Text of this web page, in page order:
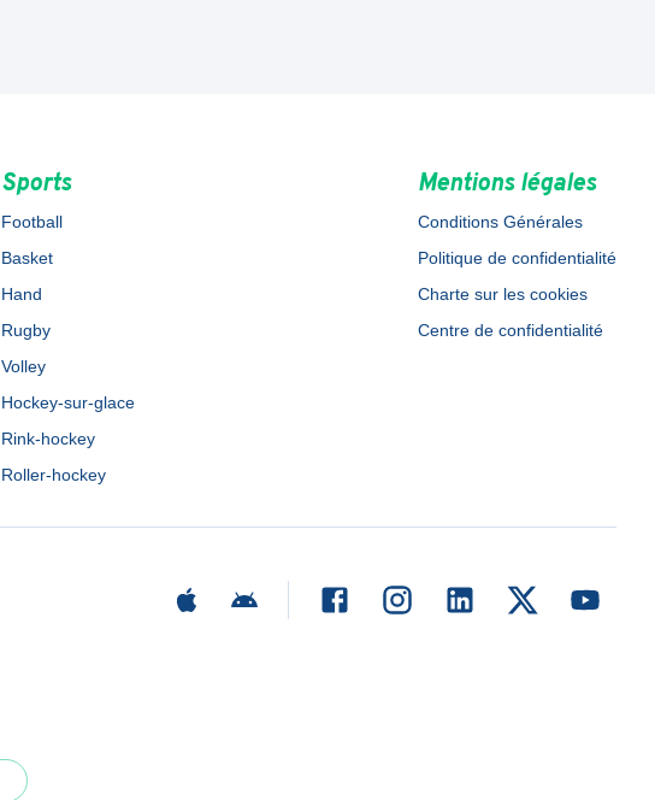
Sports
Football
Basket
Hand
Rugby
Volley
Hockey-sur-glace
Rink-hockey
Roller-hockey
Mentions légales
Conditions Générales
Politique de confidentialité
Charte sur les cookies
Centre de confidentialité